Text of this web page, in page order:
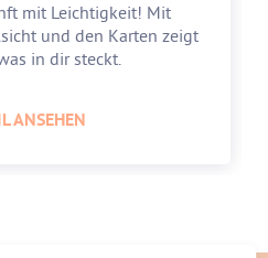
mit Leichtigkeit! Mit
und den Karten zeigt
in dir steckt.
ANSEHEN